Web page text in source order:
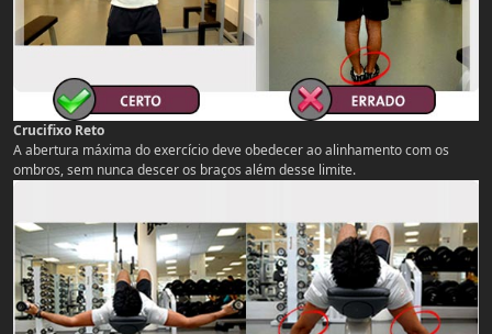
Crucifixo Reto
A abertura máxima do exercício deve obedecer ao alinhamento com os
ombros, sem nunca descer os braços além desse limite.